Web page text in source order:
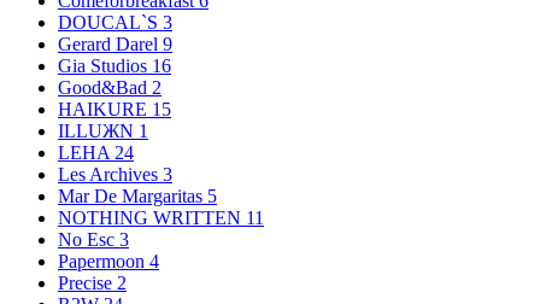
DOUCAL`S 3
Gerard Darel 9
Gia Studios 16
Good&Bad 2
HAIKURE 15
ILLUЖN 1
LEHA 24
Les Archives 3
Mar De Margaritas 5
NOTHING WRITTEN 11
No Esc 3
Papermoon 4
Precise 2